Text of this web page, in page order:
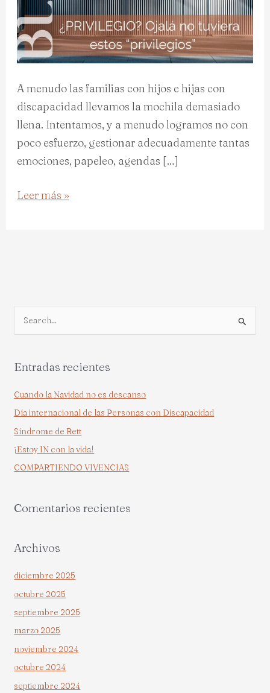
A menudo las familias con hijos e hijas con
discapacidad llevamos la mochila demasiado
llena. Intentamos, y a menudo logramos no con
poco esfuerzo, gestionar adecuadamente tantas
emociones, papeleo, agendas […]
Leer más »
c
o
r
:
Entradas recientes
Cuando la Navidad no es descanso
Día internacional de las Personas con Discapacidad
Síndrome de Rett
¡Estoy IN con la vida!
COMPARTIENDO VIVENCIAS
Comentarios recientes
Archivos
diciembre 2025
octubre 2025
septiembre 2025
marzo 2025
noviembre 2024
octubre 2024
septiembre 2024